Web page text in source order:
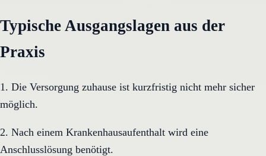
Typische Ausgangslagen aus der
Praxis
1. Die Versorgung zuhause ist kurzfristig nicht mehr sicher
möglich.
2. Nach einem Krankenhausaufenthalt wird eine
Anschlusslösung benötigt.